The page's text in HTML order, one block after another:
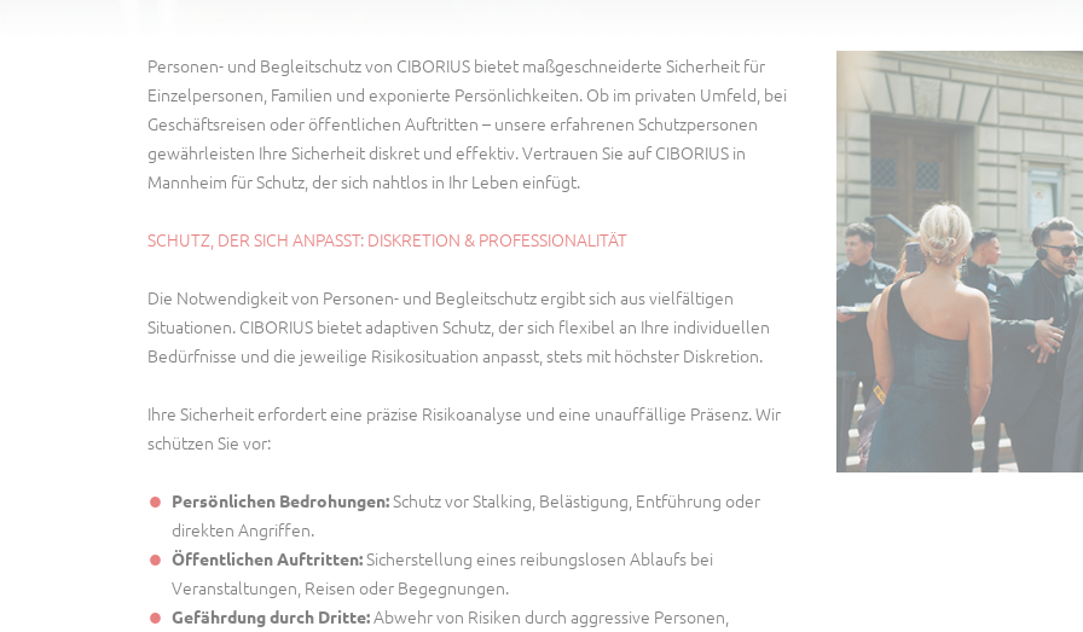
Personen- und Begleitschutz von CIBORIUS bietet maßgeschneiderte Sicherheit für
Einzelpersonen, Familien und exponierte Persönlichkeiten. Ob im privaten Umfeld, bei
Geschäftsreisen oder öffentlichen Auftritten – unsere erfahrenen Schutzpersonen
gewährleisten Ihre Sicherheit diskret und effektiv. Vertrauen Sie auf CIBORIUS in
Mannheim für Schutz, der sich nahtlos in Ihr Leben einfügt.
SCHUTZ, DER SICH ANPASST: DISKRETION & PROFESSIONALITÄT
Die Notwendigkeit von Personen- und Begleitschutz ergibt sich aus vielfältigen
Situationen. CIBORIUS bietet adaptiven Schutz, der sich flexibel an Ihre individuellen
Bedürfnisse und die jeweilige Risikosituation anpasst, stets mit höchster Diskretion.
Ihre Sicherheit erfordert eine präzise Risikoanalyse und eine unauffällige Präsenz. Wir
schützen Sie vor:
Persönlichen Bedrohungen:Schutz vor Stalking, Belästigung, Entführung oder
direkten Angriffen.
Öffentlichen Auftritten:Sicherstellung eines reibungslosen Ablaufs bei
Veranstaltungen, Reisen oder Begegnungen.
Gefährdung durch Dritte:Abwehr von Risiken durch aggressive Personen,